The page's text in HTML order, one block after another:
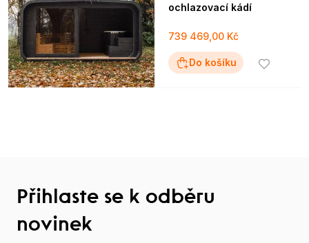
ochlazovací kádí
739 469,00 Kč
Do košíku
Přihlaste se k odběru
novinek